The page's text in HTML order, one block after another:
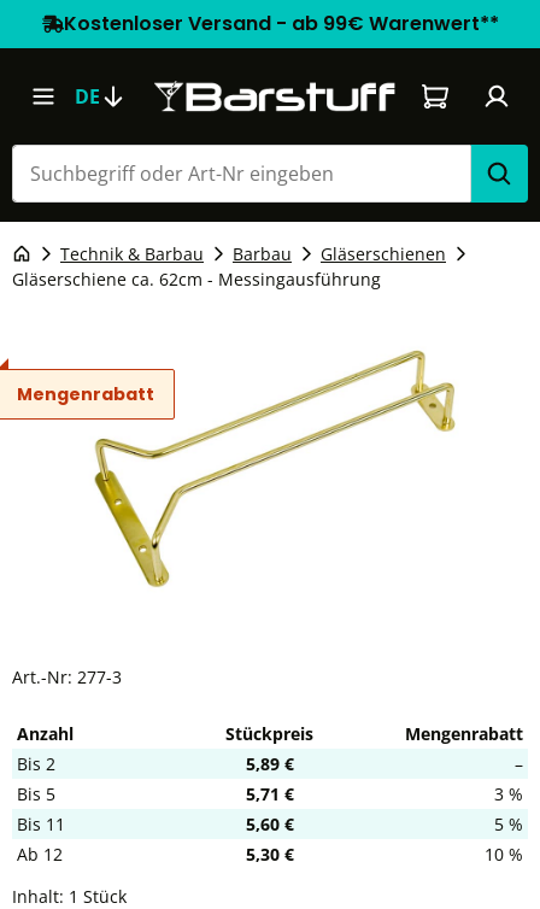
Kostenloser Versand - ab 99€ Warenwert**
DE Warenkorb
Technik & Barbau Barbau
Gläserschienen
Gläserschiene ca. 62cm - Messingausführung
Mengenrabatt
Art.-Nr: 277-3
Anzahl Stückpreis
Mengenrabatt
Bis 2 5,89 €
–
Bis 5 5,71 €
3 %
Bis 11 5,60 €
5 %
Ab 12 5,30 €
10 %
Inhalt: 1 Stück